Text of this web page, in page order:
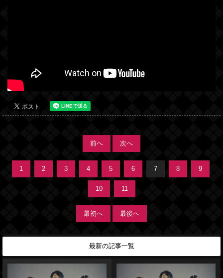
前へ 次へ
1 2 3 4 5 6 7 8 9
10 11
最初へ 最後へ
最新の記事一覧